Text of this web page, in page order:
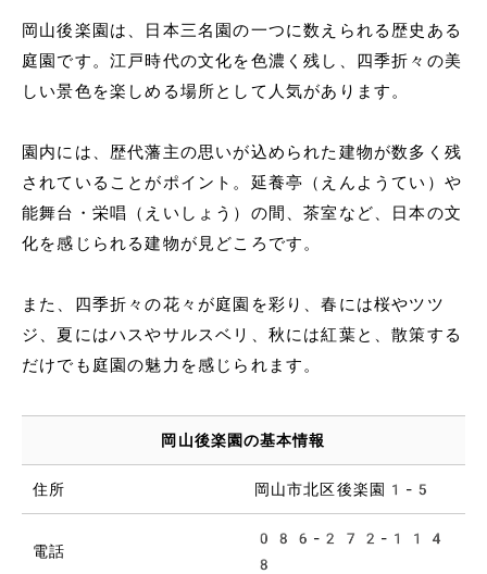
岡山後楽園は、日本三名園の一つに数えられる歴史ある
庭園です。江戸時代の文化を色濃く残し、四季折々の美
しい景色を楽しめる場所として人気があります。
園内には、歴代藩主の思いが込められた建物が数多く残
されていることがポイント。延養亭（えんようてい）や
能舞台・栄唱（えいしょう）の間、茶室など、日本の文
化を感じられる建物が見どころです。
また、四季折々の花々が庭園を彩り、春には桜やツツ
ジ、夏にはハスやサルスベリ、秋には紅葉と、散策する
だけでも庭園の魅力を感じられます。
岡山後楽園の基本情報
住所 岡山市北区後楽園1-5
電話
086-272-114
8